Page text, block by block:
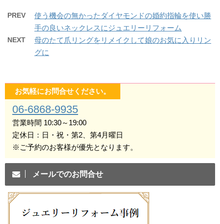
PREV
使う機会の無かったダイヤモンドの婚約指輪を使い勝
手の良いネックレスにジュエリーリフォーム
NEXT
母のたて爪リングをリメイクして娘のお気に入りリン
グに
お気軽にお問合せください。
06-6868-9935
営業時間 10:30～19:00
定休日：日・祝・第2、第4月曜日
※ご予約のお客様が優先となります。
メールでのお問合せ